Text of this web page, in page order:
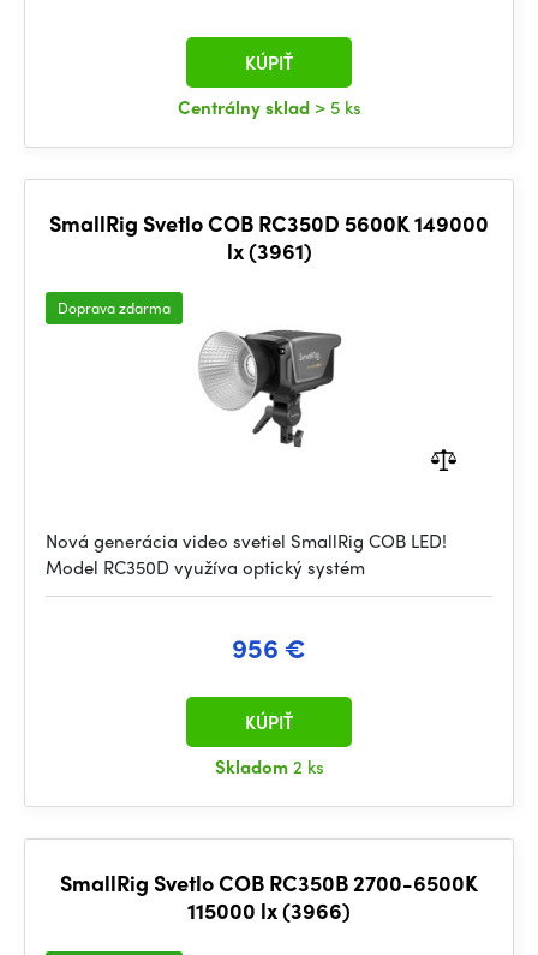
Centrálny sklad > 5 ks
KÚPIŤ
SmallRig Svetlo COB RC350D 5600K 149000
lx (3961)
Doprava zdarma
Nová generácia video svetiel SmallRig COB LED!
Model RC350D využíva optický systém
956 €
Skladom2 ks
KÚPIŤ
SmallRig Svetlo COB RC350B 2700-6500K
115000 lx (3966)